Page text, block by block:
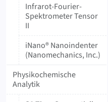
Infrarot-Fourier-
Spektrometer Tensor
II
iNano® Nanoindenter
(Nanomechanics, Inc.)
Physikochemische
Analytik